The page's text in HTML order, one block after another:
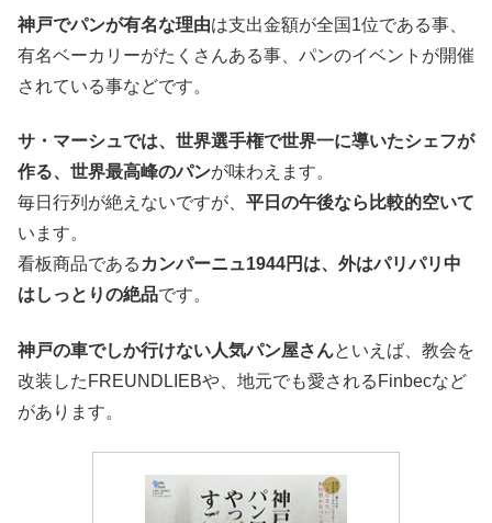
神戸でパンが有名な理由は支出金額が全国1位である事、
有名ベーカリーがたくさんある事、パンのイベントが開催
されている事などです。
サ・マーシュでは、世界選手権で世界一に導いたシェフが
作る、世界最高峰のパンが味わえます。
毎日行列が絶えないですが、 平日の午後なら比較的空いて
います。
看板商品である カンパーニュ1944円は、外はパリパリ中
はしっとりの絶品です。
神戸の車でしか行けない人気パン屋さんといえば、教会を
改装したFREUNDLIEBや、地元でも愛されるFinbecなど
があります。